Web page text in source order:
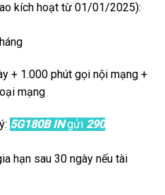
kích hoạt từ 01/01/2025):
+ 1.000 phút gọi nội mạng +
mạng
5G180B INgửi 290
hạn sau 30 ngày nếu tài